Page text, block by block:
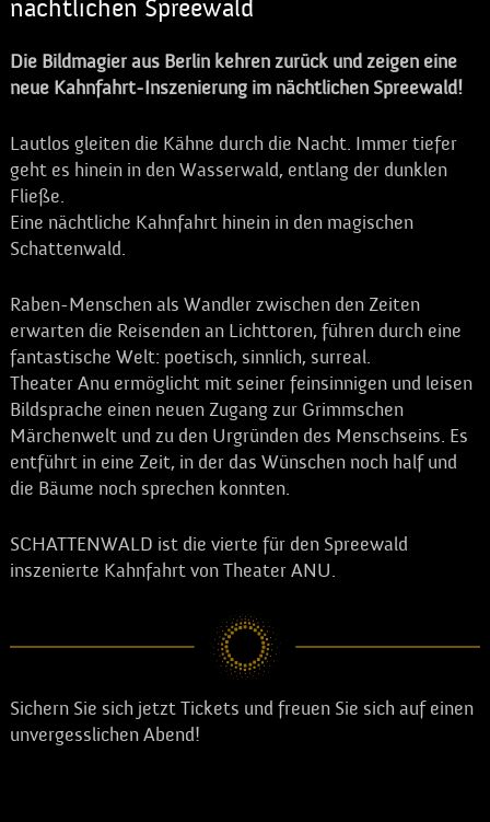
nächtlichen Spreewald
Die Bildmagier aus Berlin kehren zurück und zeigen eine
neue Kahnfahrt-Inszenierung im nächtlichen Spreewald!
Lautlos gleiten die Kähne durch die Nacht. Immer tiefer
geht es hinein in den Wasserwald, entlang der dunklen
Fließe.
Eine nächtliche Kahnfahrt hinein in den magischen
Schattenwald.
Raben-Menschen als Wandler zwischen den Zeiten
erwarten die Reisenden an Lichttoren, führen durch eine
fantastische Welt: poetisch, sinnlich, surreal.
Theater Anu ermöglicht mit seiner feinsinnigen und leisen
Bildsprache einen neuen Zugang zur Grimmschen
Märchenwelt und zu den Urgründen des Menschseins. Es
entführt in eine Zeit, in der das Wünschen noch half und
die Bäume noch sprechen konnten.
SCHATTENWALD ist die vierte für den Spreewald
inszenierte Kahnfahrt von Theater ANU.
Sichern Sie sich jetzt Tickets und freuen Sie sich auf einen
unvergesslichen Abend!